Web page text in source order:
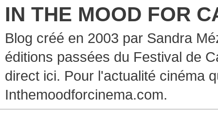
IN THE MOOD FOR
Blog créé en 2003 par Sandra
éditions passées du Festival de
direct ici. Pour l'actualité cinéma
Inthemoodforcinema.com.